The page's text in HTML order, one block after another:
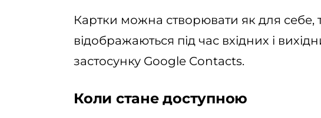
Картки можна створювати як для себе,
відображаються під час вхідних і
застосунку Google Contacts.
Коли стане доступною